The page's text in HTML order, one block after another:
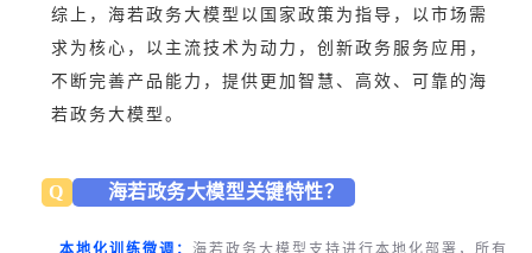
综上，海若政务大模型以国家政策为指导，以市场需
求为核心，以主流技术为动力，创新政务服务应用，
不断完善产品能力，提供更加智慧、高效、可靠的海
若政务大模型。
Q 海若政务大模型关键特性？
本地化训练微调： 海若政务大模型支持进行本地化部署，所有